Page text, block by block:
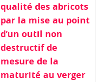
qualité des abricots
par la mise au point
d’un outil non
destructif de
mesure de la
maturité au verger